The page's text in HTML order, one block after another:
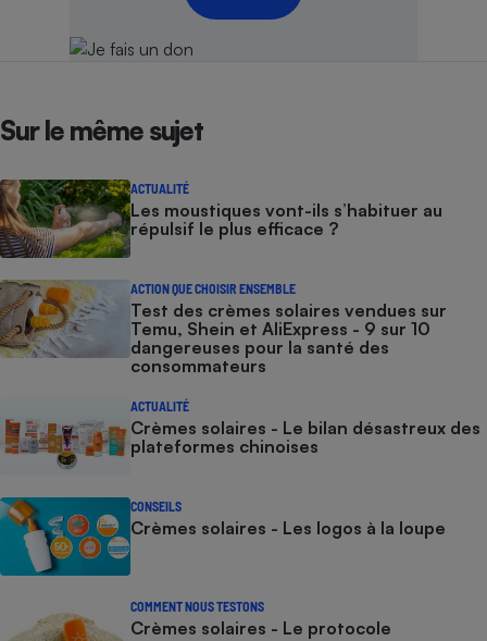
Sur le même sujet
ACTUALITÉ
Les moustiques vont-ils s’habituer au
répulsif le plus efficace ?
ACTION QUE CHOISIR ENSEMBLE
Test des crèmes solaires vendues sur
Temu, Shein et AliExpress - 9 sur 10
dangereuses pour la santé des
consommateurs
ACTUALITÉ
Crèmes solaires - Le bilan désastreux des
plateformes chinoises
CONSEILS
Crèmes solaires - Les logos à la loupe
COMMENT NOUS TESTONS
Crèmes solaires - Le protocole